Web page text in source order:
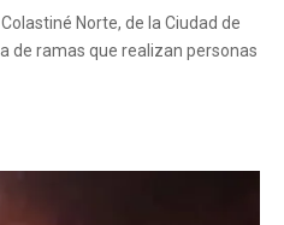
Norte, de la Ciudad de
de ramas que realizan personas